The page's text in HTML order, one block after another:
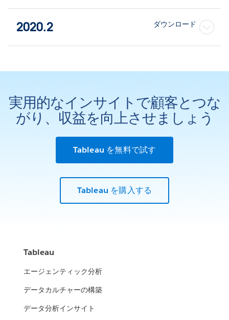
2020.2 ダウンロード
実用的なインサイトで顧客とつな
がり、収益を向上させましょう
Tableau を無料で試す
Tableau を購入する
Tableau
エージェンティック分析
データカルチャーの構築
データ分析インサイト